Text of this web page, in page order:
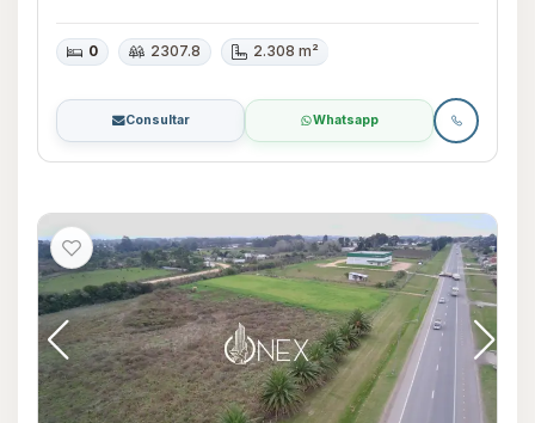
0 2307.8 2.308 m²
Consultar Whatsapp